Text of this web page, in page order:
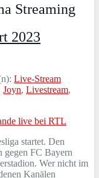
Streaming
2023
Live-Stream
Joyn, Livestream,
startet. Den
gegen FC Bayern
Wer nicht im
Kanälen